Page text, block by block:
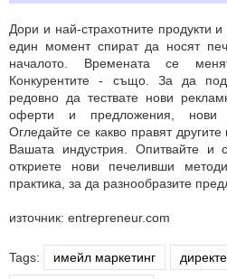
Дори и най-страхотните продукти
един момент спират да носят
началото. Времената се
Конкурентите - също. За да
редовно да тествате нови
оферти и предложения, нови
Огледайте се какво правят
Вашата индустрия. Опитвайте и
откриете нови печеливши
практика, за да разнообразите
източник: entrepreneur.com
Tags: имейл маркетинг